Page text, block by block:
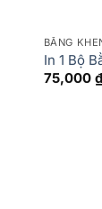
BẰNG
In 1 Bộ
75,000 ₫